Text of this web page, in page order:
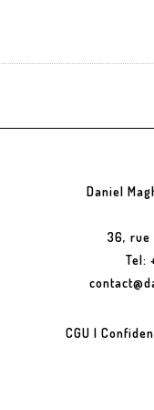
Daniel
36, rue
Tel:
CGU |